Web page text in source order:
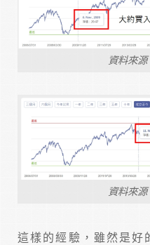
資料來
資料來
這樣的經驗，雖然是好